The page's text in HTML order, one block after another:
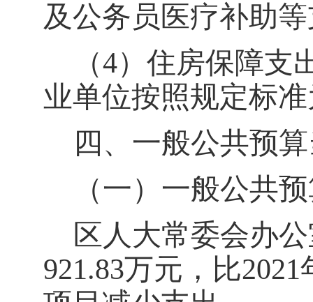
及公务员医疗补助
（4）住房保障支
业单位按照规定标
四、一般公共预
（一）一般公共
区人大常委会办
921.83万元，比2021